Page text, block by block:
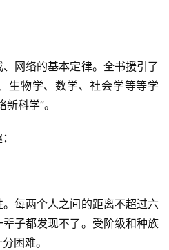
网络的基本定律。全书援引了
生物学、数学、社会学等等学
科学”。
每两个人之间的距离不超过六
子都发现不了。受阶级和种族
困难。